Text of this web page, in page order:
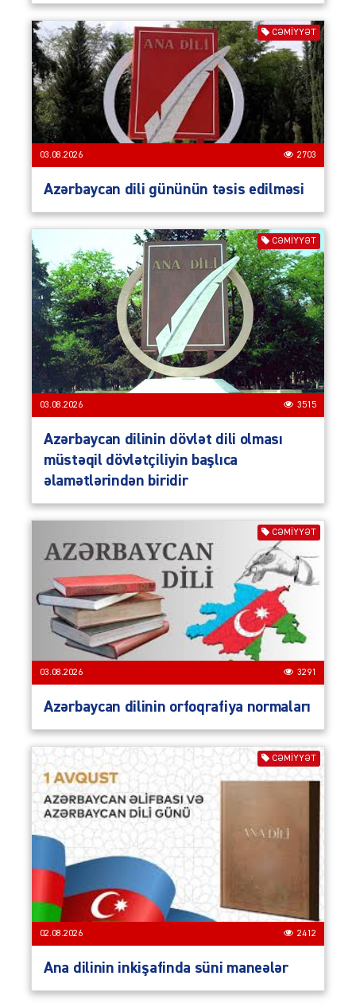
CƏMIYYƏT
03.08.2026 2703
Azərbaycan dili gününün təsis edilməsi
CƏMIYYƏT
03.08.2026 3515
Azərbaycan dilinin dövlət dili olması
müstəqil dövlətçiliyin başlıca
əlamətlərindən biridir
CƏMIYYƏT
03.08.2026 3291
Azərbaycan dilinin orfoqrafiya normaları
CƏMIYYƏT
02.08.2026 2412
Ana dilinin inkişafinda süni maneələr